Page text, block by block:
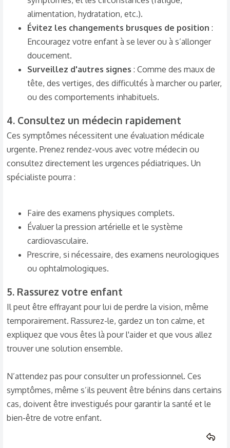
alimentation, hydratation, etc.).
Évitez les changements brusques de position :
Encouragez votre enfant à se lever ou à s’allonger
doucement.
Surveillez d'autres signes : Comme des maux de
tête, des vertiges, des difficultés à marcher ou parler,
ou des comportements inhabituels.
4. Consultez un médecin rapidement
Ces symptômes nécessitent une évaluation médicale
urgente. Prenez rendez-vous avec votre médecin ou
consultez directement les urgences pédiatriques. Un
spécialiste pourra :
Faire des examens physiques complets.
Évaluer la pression artérielle et le système
cardiovasculaire.
Prescrire, si nécessaire, des examens neurologiques
ou ophtalmologiques.
5. Rassurez votre enfant
Il peut être effrayant pour lui de perdre la vision, même
temporairement. Rassurez-le, gardez un ton calme, et
expliquez que vous êtes là pour l'aider et que vous allez
trouver une solution ensemble.
N’attendez pas pour consulter un professionnel. Ces
symptômes, même s’ils peuvent être bénins dans certains
cas, doivent être investigués pour garantir la santé et le
bien-être de votre enfant.